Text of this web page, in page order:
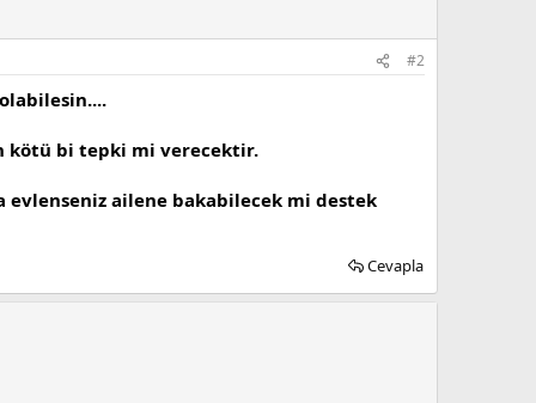
#2
kötü bi tepki mi verecektir.
ailene bakabilecek mi destek
Cevapla